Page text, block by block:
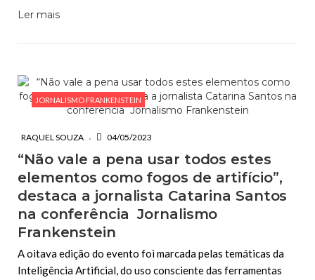
Ler mais
JORNALISMO FRANKENSTEIN
RAQUEL SOUZA 04/05/2023
“Não vale a pena usar todos estes
elementos como fogos de artifício”,
destaca a jornalista Catarina Santos
na conferência Jornalismo
Frankenstein
A oitava edição do evento foi marcada pelas temáticas da
Inteligência Artificial, do uso consciente das ferramentas